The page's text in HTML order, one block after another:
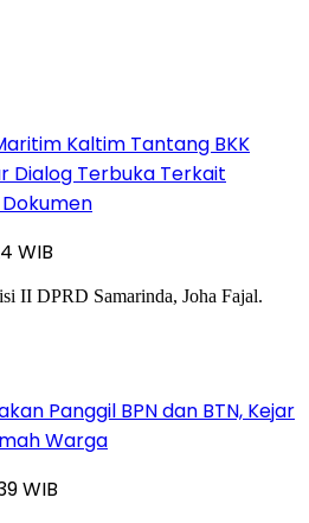
Kaltim Tantang BKK
Dialog Terbuka Terkait
WIB
Panggil BPN dan BTN, Kejar
Warga
WIB